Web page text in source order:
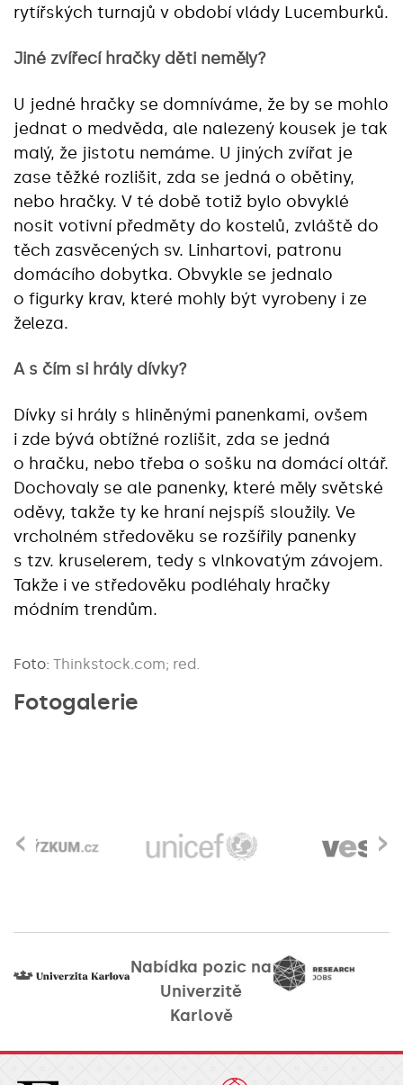
rytířských turnajů v období vlády Lucemburků.
Jiné zvířecí hračky děti neměly?
U jedné hračky se domníváme, že by se mohlo
jednat o medvěda, ale nalezený kousek je tak
malý, že jistotu nemáme. U jiných zvířat je
zase těžké rozlišit, zda se jedná o obětiny,
nebo hračky. V té době totiž bylo obvyklé
nosit votivní předměty do kostelů, zvláště do
těch zasvěcených sv. Linhartovi, patronu
domácího dobytka. Obvykle se jednalo
o figurky krav, které mohly být vyrobeny i ze
železa.
A s čím si hrály dívky?
Dívky si hrály s hliněnými panenkami, ovšem
i zde bývá obtížné rozlišit, zda se jedná
o hračku, nebo třeba o sošku na domácí oltář.
Dochovaly se ale panenky, které měly světské
oděvy, takže ty ke hraní nejspíš sloužily. Ve
vrcholném středověku se rozšířily panenky
s tzv. kruselerem, tedy s vlnkovatým závojem.
Takže i ve středověku podléhaly hračky
módním trendům.
Foto: Thinkstock.com; red.
Fotogalerie
›
‹
Nabídka pozic na
Univerzitě
Karlově